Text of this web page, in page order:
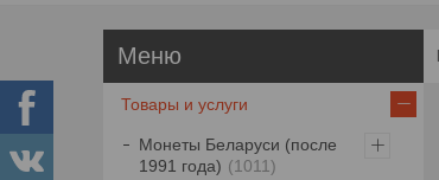
Товары и услуги
Монеты Беларуси (после
1991 года)
1011